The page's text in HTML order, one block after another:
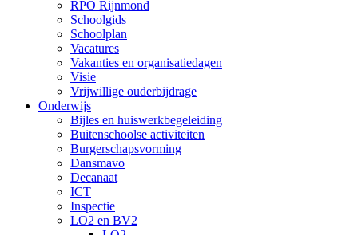
RPO Rijnmond
Schoolgids
Schoolplan
Vacatures
Vakanties en organisatiedagen
Visie
Vrijwillige ouderbijdrage
Onderwijs
Bijles en huiswerkbegeleiding
Buitenschoolse activiteiten
Burgerschapsvorming
Dansmavo
Decanaat
ICT
Inspectie
LO2 en BV2